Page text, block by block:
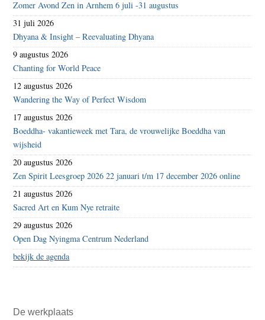
Zomer Avond Zen in Arnhem 6 juli -31 augustus
31 juli 2026
Dhyana & Insight – Reevaluating Dhyana
9 augustus 2026
Chanting for World Peace
12 augustus 2026
Wandering the Way of Perfect Wisdom
17 augustus 2026
Boeddha- vakantieweek met Tara, de vrouwelijke Boeddha van
wijsheid
20 augustus 2026
Zen Spirit Leesgroep 2026 22 januari t/m 17 december 2026 online
21 augustus 2026
Sacred Art en Kum Nye retraite
29 augustus 2026
Open Dag Nyingma Centrum Nederland
bekijk de agenda
De werkplaats